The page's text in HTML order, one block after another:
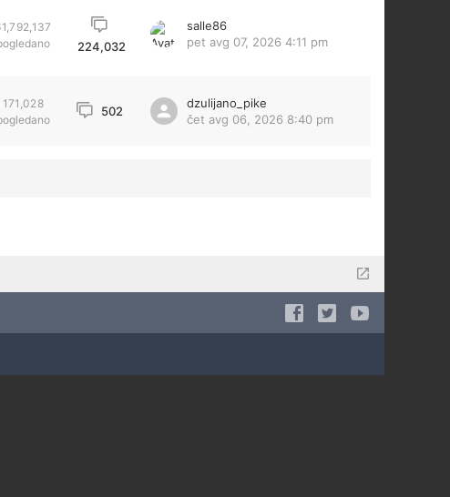
224,032
salle86
pet avg 07, 2026 4:11 pm
171,028
502
dzulijano_pike
čet avg 06, 2026 8:40 pm